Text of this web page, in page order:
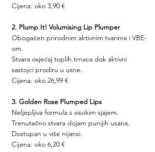
Cijena: oko 3,90 €
2. Plump It! Volumising Lip Plumper
Obogaćen prirodnim aktivnim tvarima i VBE-
om.
Stvara osjećaj toplih trnaca dok aktivni
sastojci prodiru u usne.
Cijena: oko 26,99 €
3. Golden Rose Plumped Lips
Neljepljiva formula s visokim sjajem.
Trenutačno stvara dojam punijih usana.
Dostupan u više nijansi.
Cijena: oko 6,20 €